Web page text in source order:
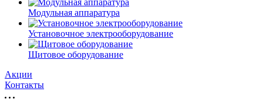
Модульная аппаратура
Установочное электрооборудование
Щитовое оборудование
Акции
Контакты